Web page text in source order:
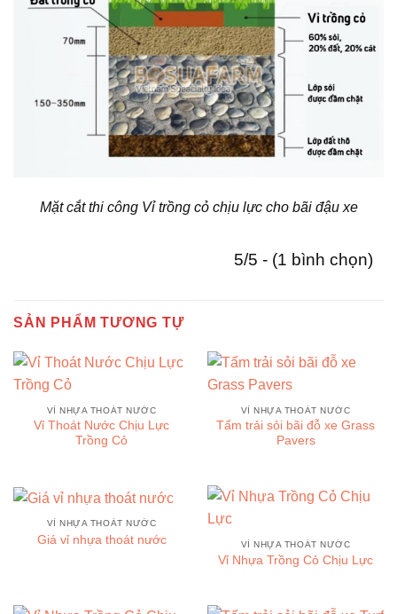
Mặt cắt thi công Vỉ trồng cỏ chịu lực cho bãi đậu xe
5/5 - (1 bình chọn)
SẢN PHẨM TƯƠNG TỰ
VỈ NHỰA THOÁT NƯỚC
Vỉ Thoát Nước Chịu Lực
Trồng Cỏ
VỈ NHỰA THOÁT NƯỚC
Tấm trải sỏi bãi đỗ xe Grass
Pavers
VỈ NHỰA THOÁT NƯỚC
Giá vỉ nhựa thoát nước VỈ NHỰA THOÁT NƯỚC
Vỉ Nhựa Trồng Cỏ Chịu Lực